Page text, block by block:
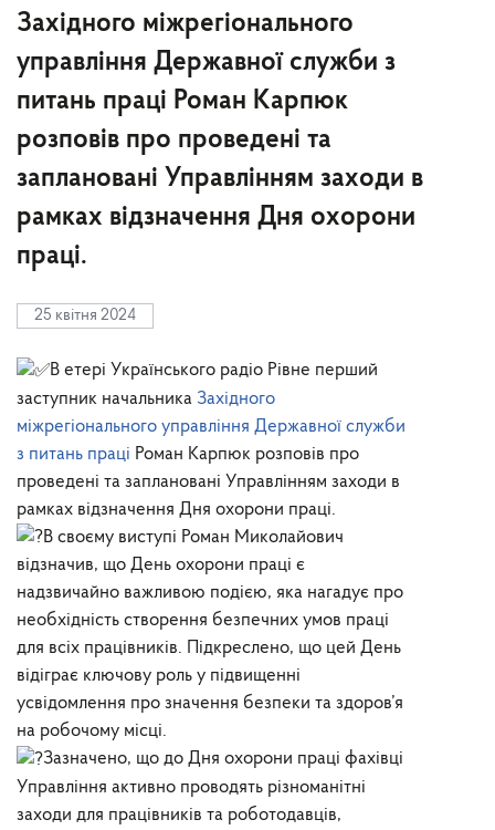
Західного міжрегіонального
управління Державної служби з
питань праці Роман Карпюк
розповів про проведені та
заплановані Управлінням заходи в
рамках відзначення Дня охорони
праці.
25 квітня 2024
В етері Українського радіо Рівне перший
заступник начальника Західного
міжрегіонального управління Державної служби
з питань праці Роман Карпюк розповів про
проведені та заплановані Управлінням заходи в
рамках відзначення Дня охорони праці.
В своєму виступі Роман Миколайович
відзначив, що День охорони праці є
надзвичайно важливою подією, яка нагадує про
необхідність створення безпечних умов праці
для всіх працівників. Підкреслено, що цей День
відіграє ключову роль у підвищенні
усвідомлення про значення безпеки та здоров’я
на робочому місці.
Зазначено, що до Дня охорони праці фахівці
Управління активно проводять різноманітні
заходи для працівників та роботодавців,